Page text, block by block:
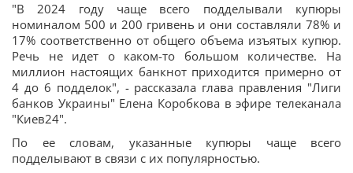
"В 2024 году чаще всего подделывали купюры
номиналом 500 и 200 гривень и они составляли 78% и
17% соответственно от общего объема изъятых купюр.
Речь не идет о каком-то большом количестве. На
миллион настоящих банкнот приходится примерно от
4 до 6 подделок", - рассказала глава правления "Лиги
банков Украины" Елена Коробкова в эфире телеканала
"Киев24".
По ее словам, указанные купюры чаще всего
подделывают в связи с их популярностью.